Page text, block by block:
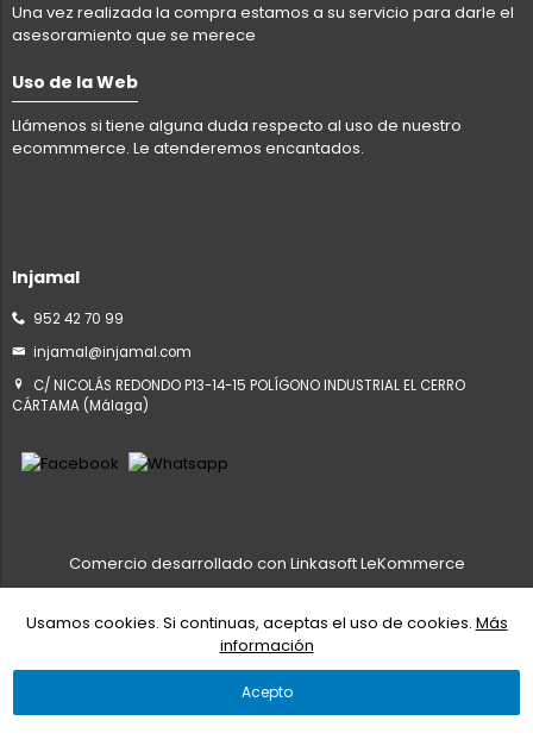
Usamos cookies. Si continuas, aceptas el uso de cookies. Más
información
Acepto
Una vez realizada la compra estamos a su servicio para darle el
asesoramiento que se merece
Uso de la Web
Llámenos si tiene alguna duda respecto al uso de nuestro
ecommmerce. Le atenderemos encantados.
Injamal
952 42 70 99
injamal@injamal.com
C/ NICOLÁS REDONDO P13-14-15 POLÍGONO INDUSTRIAL EL CERRO
CÁRTAMA (Málaga)
Comercio desarrollado con Linkasoft LeKommerce